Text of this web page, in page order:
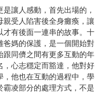
讓人感動，首先出場的，
受人陷害後全身癱瘓，讓
才有後面一連串的故事。十
爸媽的保護，是一個開始對
跟同儕之間有更多互動的年
，心志穩定而豁達，他對好
，他也在互動的過程中，學
凌部分的處理方式，不是